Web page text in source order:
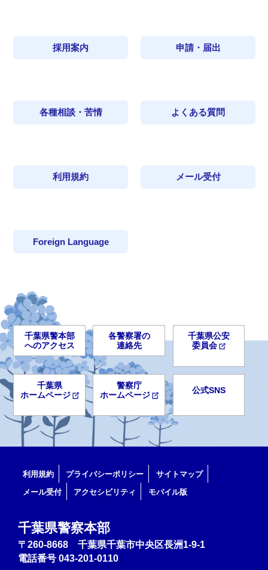
採用案内 申請・届出
各種相談・苦情 よくある質問
利用規約 メール受付
Foreign Language
千葉県警本部
へのアクセス
各警察署の
連絡先
千葉県公安
委員会
千葉県
ホームページ
警察庁
ホームページ
公式SNS
利用規約 プライバシーポリシー
サイトマップ
メール受付
アクセシビリティ モバイル版
千葉県警察本部
〒260-8668 千葉県千葉市中央区長洲1-9-1
電話番号 043-201-0110